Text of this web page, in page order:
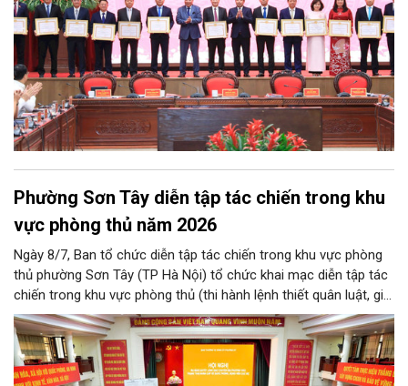
Phường Sơn Tây diễn tập tác chiến trong khu
vực phòng thủ năm 2026
Ngày 8/7, Ban tổ chức diễn tập tác chiến trong khu vực phòng
thủ phường Sơn Tây (TP Hà Nội) tổ chức khai mạc diễn tập tác
chiến trong khu vực phòng thủ (thi hành lệnh thiết quân luật, giới
nghiêm) năm 2026.